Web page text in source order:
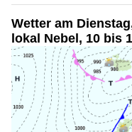
Wetter am
lokal Nebel, 10 bis